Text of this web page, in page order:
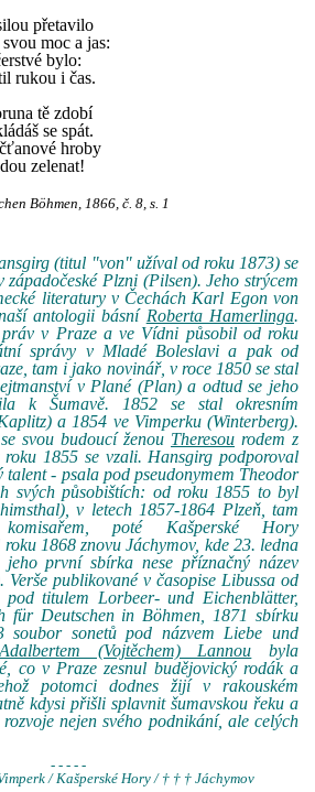
přetavilo
moc a jas:
bylo:
rukou i čas.
tě zdobí
se spát.
hroby
zelenat!
Böhmen, 1866, č. 8, s. 1
(titul "von" užíval od roku 1873) se
Plzni (Pilsen). Jeho strýcem
literatury v Čechách Karl Egon von
antologii básní Roberta Hamerlinga.
v Praze a ve Vídni působil od roku
správy v Mladé Boleslavi a pak od
tam i jako novinář, v roce 1850 se stal
v Plané (Plan) a odtud se jeho
k Šumavě. 1852 se stal okresním
a 1854 ve Vimperku (Winterberg).
svou budoucí ženou Theresou rodem z
1855 se vzali. Hansgirg podporoval
talent - psala pod pseudonymem Theodor
svých působištích: od roku 1855 to byl
v letech 1857-1864 Plzeň, tam
poté Kašperské Hory
1868 znovu Jáchymov, kde 23. ledna
první sbírka nese příznačný název
Verše publikované v časopise Libussa od
titulem Lorbeer- und Eichenblätter,
für Deutschen in Böhmen, 1871 sbírku
soubor sonetů pod názvem Liebe und
Adalbertem (Vojtěchem) Lannou byla
co v Praze zesnul budějovický rodák a
potomci dodnes žijí v rakouském
kdysi přišli splavnit šumavskou řeku a
nejen svého podnikání, ale celých
- - - - -
/ Kašperské Hory / † † † Jáchymov